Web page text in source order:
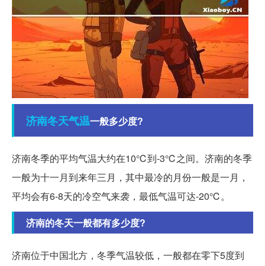
济南冬天气温一般多少度?
济南冬季的平均气温大约在10℃到-3℃之间。济南的冬季
一般为十一月到来年三月，其中最冷的月份一般是一月，
平均会有6-8天的冷空气来袭，最低气温可达-20℃。
济南的冬天一般都有多少度?
济南位于中国北方，冬季气温较低，一般都在零下5度到